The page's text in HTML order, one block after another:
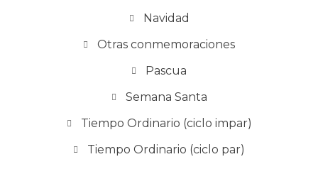
Navidad
Otras conmemoraciones
Pascua
Semana Santa
Tiempo Ordinario (ciclo impar)
Tiempo Ordinario (ciclo par)